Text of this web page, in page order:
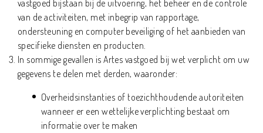
vastgoed bijstaan bij de uitvoering, het beheer en de controle
van de activiteiten, met inbegrip van rapportage,
ondersteuning en computer beveiliging of het aanbieden van
specifieke diensten en producten.
In sommige gevallen is Artes vastgoed bij wet verplicht om uw
gegevens te delen met derden, waaronder:
Overheidsinstanties of toezichthoudende autoriteiten
wanneer er een wettelijke verplichting bestaat om
informatie over te maken